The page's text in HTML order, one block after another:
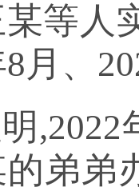
等人
8月、
的弟弟